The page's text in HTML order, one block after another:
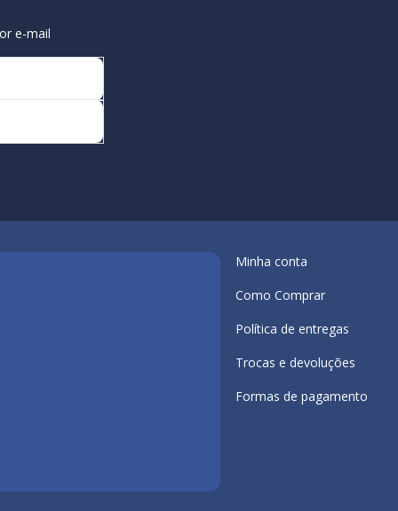
e-mail
Minha conta
Como Comprar
Política de entregas
Trocas e devoluções
Formas de pagamento